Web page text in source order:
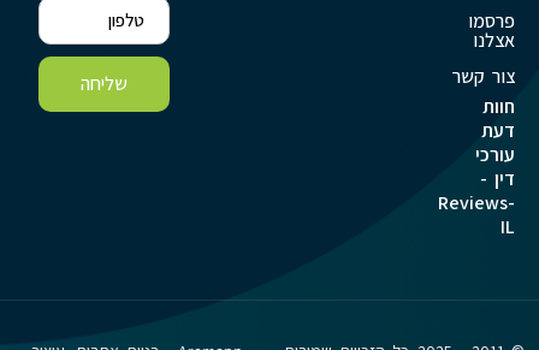
פרסמו
אצלנו
צור קשר
חוות
דעת
עורכי
דין -
Reviews-
IL
שליחה